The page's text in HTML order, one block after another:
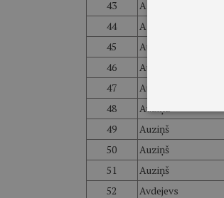
43
Asafrejs
44
Aspers
45
Augulis
46
Auniņa
47
Auniņš
48
Auziņa
49
Auziņš
50
Auziņš
51
Auziņš
52
Avdejevs